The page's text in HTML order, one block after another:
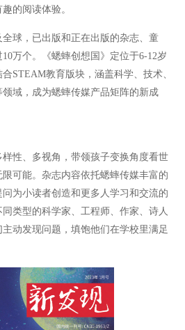
的阅读体验。
球，已出版和正在出版的杂志、童
万个。《蟋蟀创想国》定位于6-12岁
STEAM教育版块，涵盖科学、技术、
域，成为蟋蟀传媒产品矩阵的新成
样性、多视角，带领孩子变换角度看世
可能。杂志内容依托蟋蟀传媒丰富的
为小读者创造和更多人学习和交流的
类型的科学家、工程师、作家、诗人
动发现问题，填饱他们在学校里满足